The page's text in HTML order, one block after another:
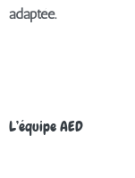
adaptée.
L’équipe AED